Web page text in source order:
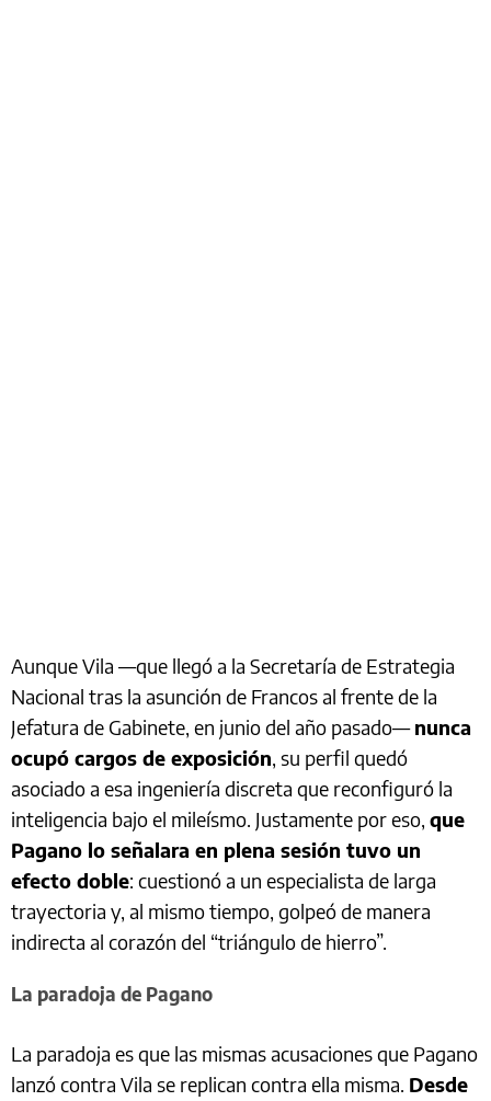
Aunque Vila —que llegó a la Secretaría de Estrategia
Nacional tras la asunción de Francos al frente de la
Jefatura de Gabinete, en junio del año pasado—nunca
ocupó cargos de exposición, su perfil quedó
asociado a esa ingeniería discreta que reconfiguró la
inteligencia bajo el mileísmo. Justamente por eso, que
Pagano lo señalara en plena sesión tuvo un
efecto doble: cuestionó a un especialista de larga
trayectoria y, al mismo tiempo, golpeó de manera
indirecta al corazón del “triángulo de hierro”.
La paradoja de Pagano
La paradoja es que las mismas acusaciones que Pagano
lanzó contra Vila se replican contra ella misma. Desde